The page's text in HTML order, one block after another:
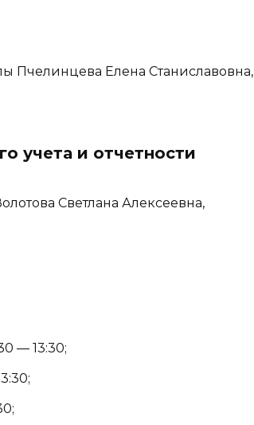
Пчелинцева Елена Станиславовна,
учета и отчетности
Светлана Алексеевна,
— 13:30;